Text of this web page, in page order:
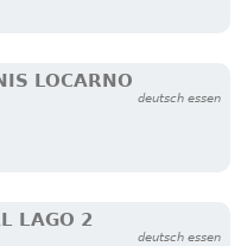
LOCARNO
deutsch essen
LAGO 2
deutsch essen